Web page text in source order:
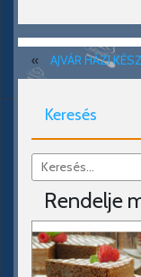
« AJVÁR HÁZI
Keresés
Rendelje